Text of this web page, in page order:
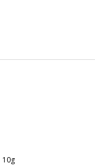
10g